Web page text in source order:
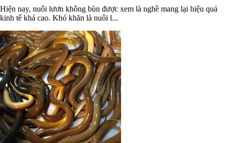
Hiện nay, nuôi lươn không bùn được xem là nghề mang lại hiệu quả
kinh tế khá cao. Khó khăn là nuôi l...